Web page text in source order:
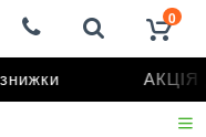
АКЦІЯ
0